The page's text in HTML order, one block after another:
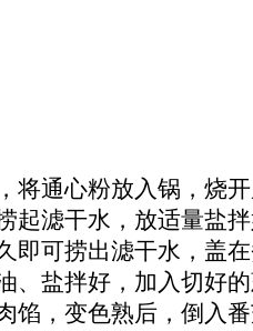
通心粉放入锅，烧开
起滤干水，放适量盐
即可捞出滤干水，盖
、盐拌好，加入切好
馅，变色熟后，倒入